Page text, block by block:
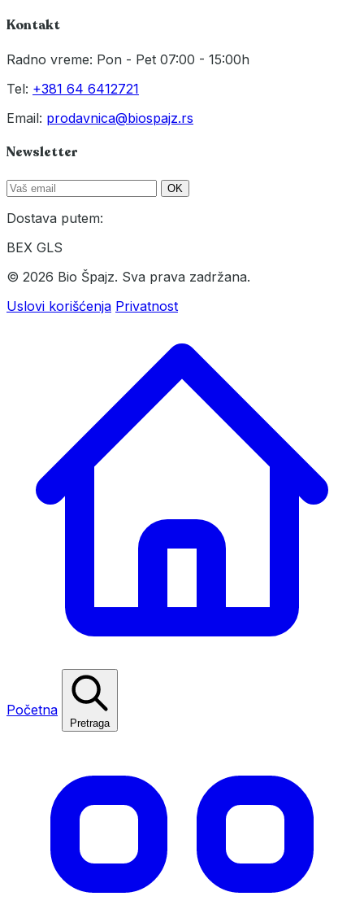
Kontakt
Radno vreme: Pon - Pet 07:00 - 15:00h
Tel: +381 64 6412721
Email: prodavnica@biospajz.rs
Newsletter
OK
Dostava putem:
BEX GLS
© 2026 Bio Špajz. Sva prava zadržana.
Uslovi korišćenja Privatnost
Početna
Pretraga